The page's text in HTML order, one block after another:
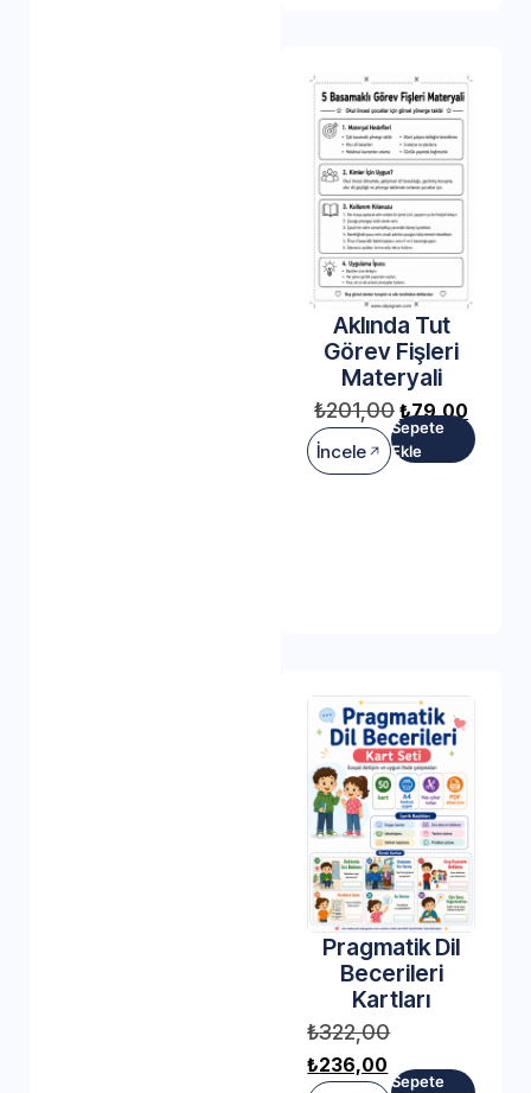
Aklında Tut
Görev Fişleri
Materyali
₺201,00 ₺79,00
İncele
Sepete
Ekle
Pragmatik Dil
Becerileri
Kartları
₺322,00
₺236,00
Sepete